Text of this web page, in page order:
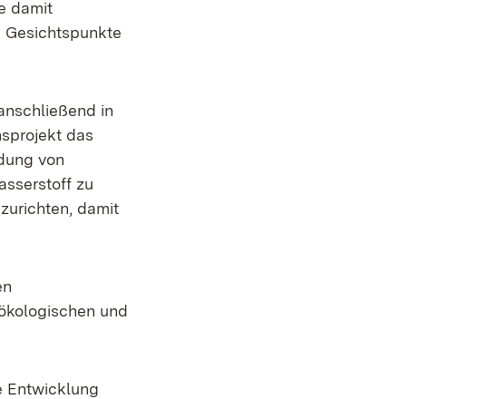
damit
in
das
von
zu
damit
und
Entwicklung